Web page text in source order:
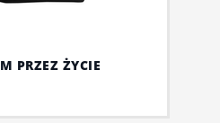
PRZEZ ŻYCIE